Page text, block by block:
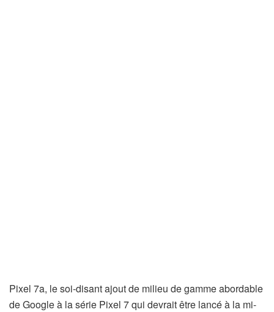
Pixel 7a, le soi-disant ajout de milieu de gamme abordable
de Google à la série Pixel 7 qui devrait être lancé à la mi-